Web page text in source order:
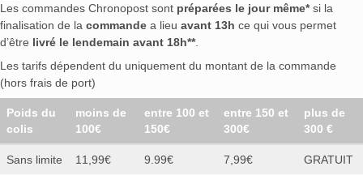
Les commandes Chronopost sont préparées le jour même*si la
finalisation de la commande a lieu avant 13h ce qui vous permet
d’être livré le lendemain avant 18h**.
Les tarifs dépendent du uniquement du montant de la commande
(hors frais de port)
Poids du
colis
moins de
100€
entre 100 et
150€
entre 150 et
300€
plus de
300 €
Sans limite 11,99€ 9.99€ 7,99€ GRATUIT